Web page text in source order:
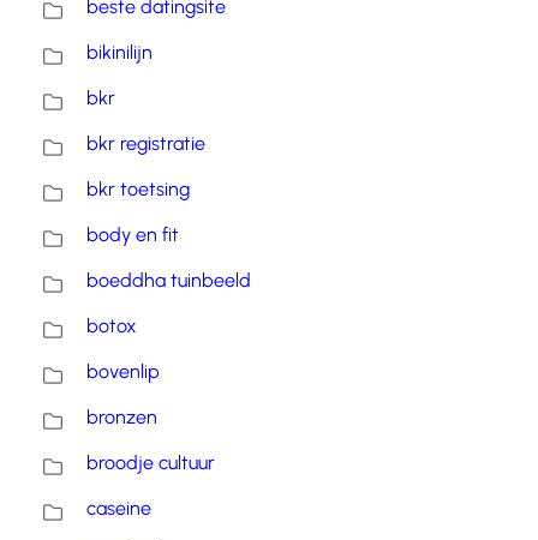
beste datingsite
bikinilijn
bkr
bkr registratie
bkr toetsing
body en fit
boeddha tuinbeeld
botox
bovenlip
bronzen
broodje cultuur
caseine